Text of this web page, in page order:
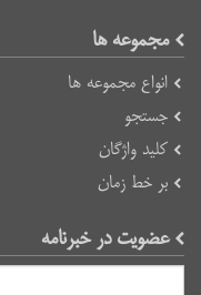
مجموعه ها
انواع مجموعه ها
جستجو
کلید واژگان
بر خط زمان
عضویت در خبرنامه